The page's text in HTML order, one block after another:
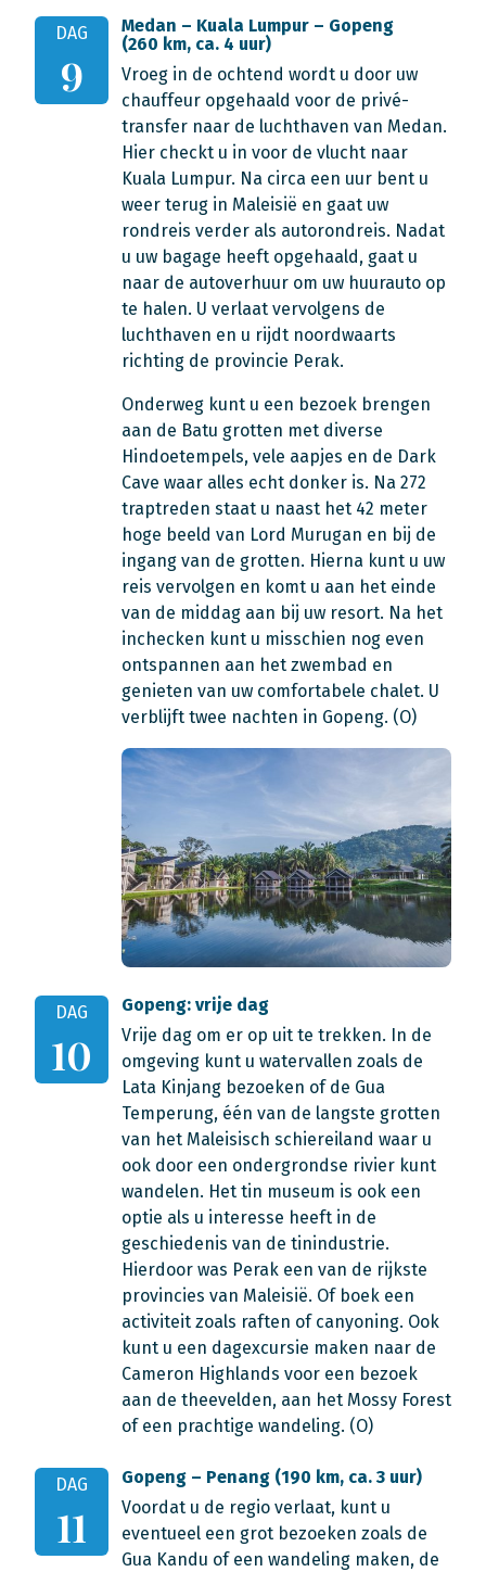
DAG
9
Medan – Kuala Lumpur – Gopeng
(260 km, ca. 4 uur)
Vroeg in de ochtend wordt u door uw
chauffeur opgehaald voor de privé-
transfer naar de luchthaven van Medan.
Hier checkt u in voor de vlucht naar
Kuala Lumpur. Na circa een uur bent u
weer terug in Maleisië en gaat uw
rondreis verder als autorondreis. Nadat
u uw bagage heeft opgehaald, gaat u
naar de autoverhuur om uw huurauto op
te halen. U verlaat vervolgens de
luchthaven en u rijdt noordwaarts
richting de provincie Perak.
Onderweg kunt u een bezoek brengen
aan de Batu grotten met diverse
Hindoetempels, vele aapjes en de Dark
Cave waar alles echt donker is. Na 272
traptreden staat u naast het 42 meter
hoge beeld van Lord Murugan en bij de
ingang van de grotten. Hierna kunt u uw
reis vervolgen en komt u aan het einde
van de middag aan bij uw resort. Na het
inchecken kunt u misschien nog even
ontspannen aan het zwembad en
genieten van uw comfortabele chalet. U
verblijft twee nachten in Gopeng. (O)
DAG
10
Gopeng: vrije dag
Vrije dag om er op uit te trekken. In de
omgeving kunt u watervallen zoals de
Lata Kinjang bezoeken of de Gua
Temperung, één van de langste grotten
van het Maleisisch schiereiland waar u
ook door een ondergrondse rivier kunt
wandelen. Het tin museum is ook een
optie als u interesse heeft in de
geschiedenis van de tinindustrie.
Hierdoor was Perak een van de rijkste
provincies van Maleisië. Of boek een
activiteit zoals raften of canyoning. Ook
kunt u een dagexcursie maken naar de
Cameron Highlands voor een bezoek
aan de theevelden, aan het Mossy Forest
of een prachtige wandeling. (O)
DAG
11
Gopeng – Penang (190 km, ca. 3 uur)
Voordat u de regio verlaat, kunt u
eventueel een grot bezoeken zoals de
Gua Kandu of een wandeling maken, de